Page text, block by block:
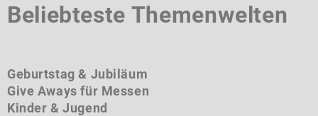
Beliebteste Themenwelten
Geburtstag & Jubiläum
Give Aways für Messen
Kinder & Jugend